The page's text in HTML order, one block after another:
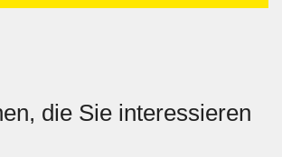
die Sie interessieren